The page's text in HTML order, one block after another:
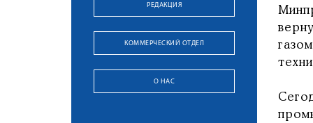
РЕДАКЦИЯ
КОММЕРЧЕСКИЙ ОТДЕЛ
О НАС